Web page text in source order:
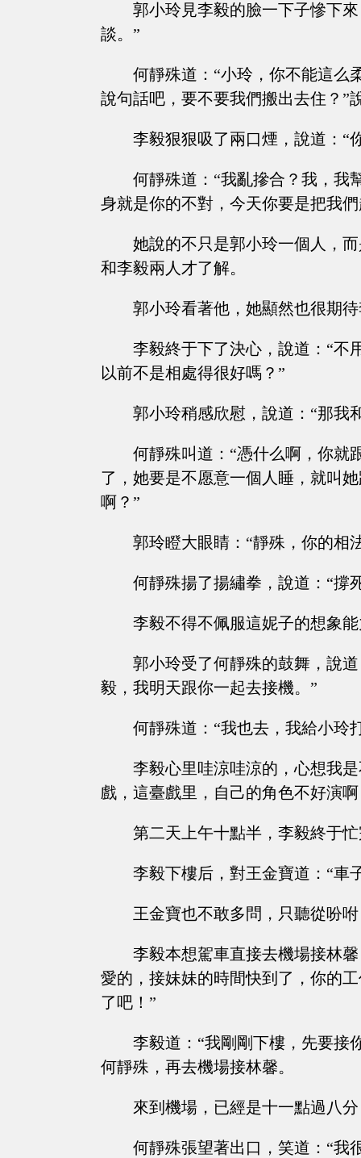
郭小玲見李毅的臉一下子慘下
談。”
何靜殊道：“小玲，你不能這么
說句話吧，要不要我們搬出去住？”
李毅狠狠吸了兩口煙，說道：“
何靜殊道：“我亂摻合？我，我
身就是你的不對，今天你要是把我
她說的不只是郭小玲一個人，
和李毅兩人才了解。
郭小玲看著他，她顯然也很期
李毅終于下了決心，說道：“不
以前不是相處得很好嗎？”
郭小玲稍感欣慰，說道：“那我
何靜殊叫道：“憑什么啊，你就
了，她要是不愿意一個人睡，就叫
啊？”
郭玲瞪大眼睛：“靜殊，你的相
何靜殊揚了揚繡拳，說道：“撐
李毅不得不佩服這妮子的想象
郭小玲受了何靜殊的鼓舞，說
毅，我明天跟你一起去接機。”
何靜殊道：“我也去，我給小玲
李毅心里哇涼哇涼的，心想我
戲，這臺戲里，自己的角色不好演
第二天上午十點半，李毅終于
李毅下樓后，對王金寶道：“車
王金寶也不敢多問，只聽從吩
李毅本想駕車直接去機場接林
愛的，接妹妹的時間快到了，你的
了吧！”
李毅道：“我剛剛下樓，先要接
何靜殊，再去機場接林馨。
來到機場，已經是十一點過八
何靜殊張望著出口，笑道：“我